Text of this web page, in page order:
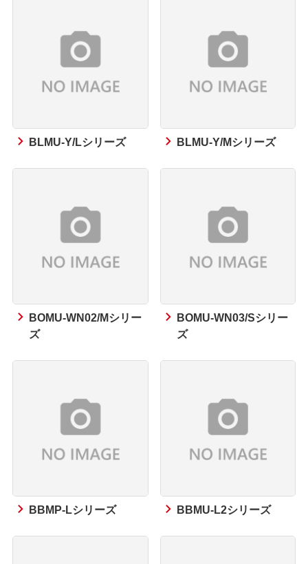
BLMU-Y/Lシリーズ BLMU-Y/Mシリーズ
BOMU-WN02/Mシリー
ズ
BOMU-WN03/Sシリー
ズ
BBMP-Lシリーズ BBMU-L2シリーズ